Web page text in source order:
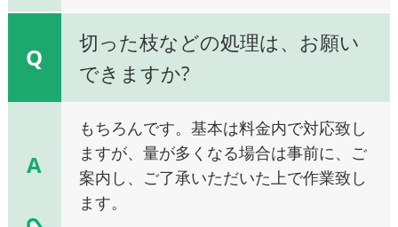
Q
切った枝などの処理は、お願い
できますか?
A
もちろんです。基本は料金内で対応致し
ますが、量が多くなる場合は事前に、ご
案内し、ご了承いただいた上で作業致し
ます。